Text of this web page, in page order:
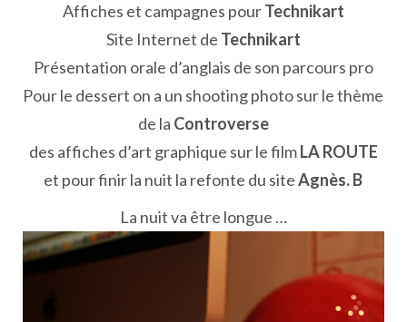
Affiches et campagnes pourTechnikart
Site Internet de Technikart
Présentation orale d’anglais de son parcours pro
Pour le dessert on a un shooting photo sur le thème
de la Controverse
des affiches d’art graphique sur le filmLA ROUTE
et pour finir la nuit la refonte du siteAgnès. B
La nuit va être longue …